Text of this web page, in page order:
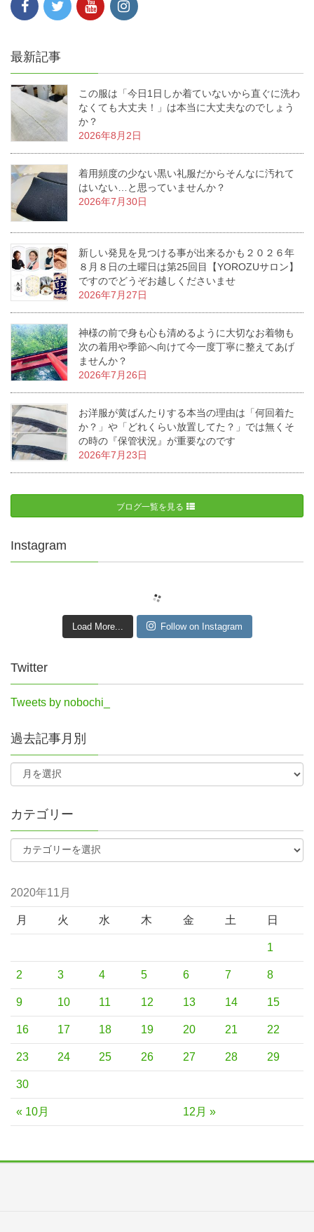
最新記事
この服は「今日1日しか着ていないから直ぐに洗わ
なくても大丈夫！」は本当に大丈夫なのでしょう
か？
2026年8月2日
着用頻度の少ない黒い礼服だからそんなに汚れて
はいない…と思っていませんか？
2026年7月30日
新しい発見を見つける事が出来るかも２０２６年
８月８日の土曜日は第25回目【YOROZUサロン】
ですのでどうぞお越しくださいませ
2026年7月27日
神様の前で身も心も清めるように大切なお着物も
次の着用や季節へ向けて今一度丁寧に整えてあげ
ませんか？
2026年7月26日
お洋服が黄ばんたりする本当の理由は「何回着た
か？」や「どれくらい放置してた？」では無くそ
の時の『保管状況』が重要なのです
2026年7月23日
ブログ一覧を見る
Instagram
Load More... Follow on Instagram
Twitter
Tweets by nobochi_
過去記事月別
カテゴリー
2020年11月
月 火 水 木 金 土 日
« 10月 12月 »
1
2 3 4 5 6 7 8
9 10 11 12 13 14 15
16 17 18 19 20 21 22
23 24 25 26 27 28 29
30